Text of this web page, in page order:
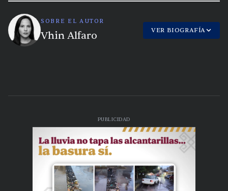
SOBRE EL AUTOR
Vhin Alfaro VER BIOGRAFÍA
PUBLICIDAD